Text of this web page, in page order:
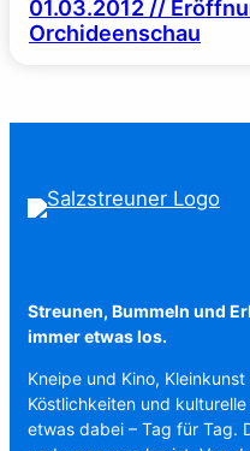
01.03.2012 //
Orchideenschau
Streunen, Bummeln und
immer etwas los.
Kneipe und Kino,
Köstlichkeiten und
etwas dabei – Tag für Tag.